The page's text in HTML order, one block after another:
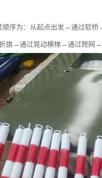
顺序为：从起点出发→通过
旗→通过晃动横梯→通过跨网